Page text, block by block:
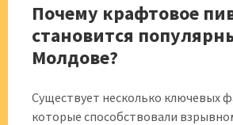
Почему крафтовое
становится
Молдове?
Существует несколько ключевых
которые способствовали